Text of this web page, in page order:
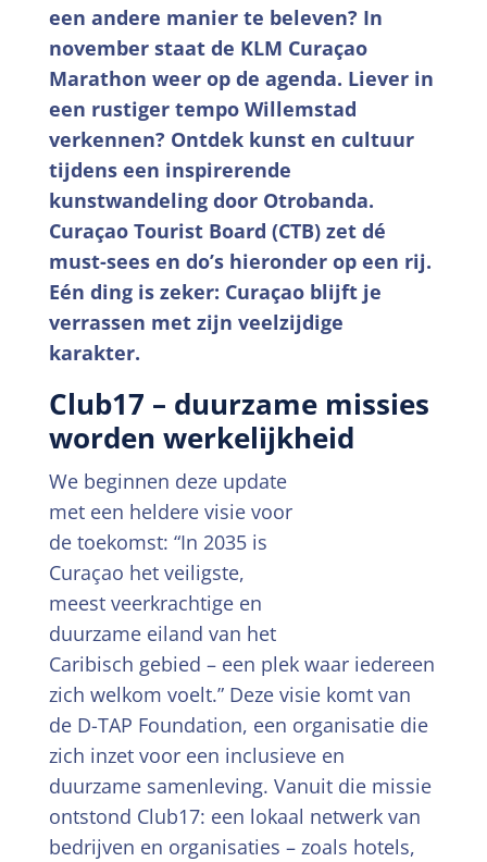
een andere manier te beleven? In
november staat de KLM Curaçao
Marathon weer op de agenda. Liever in
een rustiger tempo Willemstad
verkennen? Ontdek kunst en cultuur
tijdens een inspirerende
kunstwandeling door Otrobanda.
Curaçao Tourist Board (CTB) zet dé
must-sees en do’s hieronder op een rij.
Eén ding is zeker: Curaçao blijft je
verrassen met zijn veelzijdige
karakter.
Club17 – duurzame missies
worden werkelijkheid
We beginnen deze update
met een heldere visie voor
de toekomst: “In 2035 is
Curaçao het veiligste,
meest veerkrachtige en
duurzame eiland van het
Caribisch gebied – een plek waar iedereen
zich welkom voelt.” Deze visie komt van
de D-TAP Foundation, een organisatie die
zich inzet voor een inclusieve en
duurzame samenleving. Vanuit die missie
ontstond Club17: een lokaal netwerk van
bedrijven en organisaties – zoals hotels,